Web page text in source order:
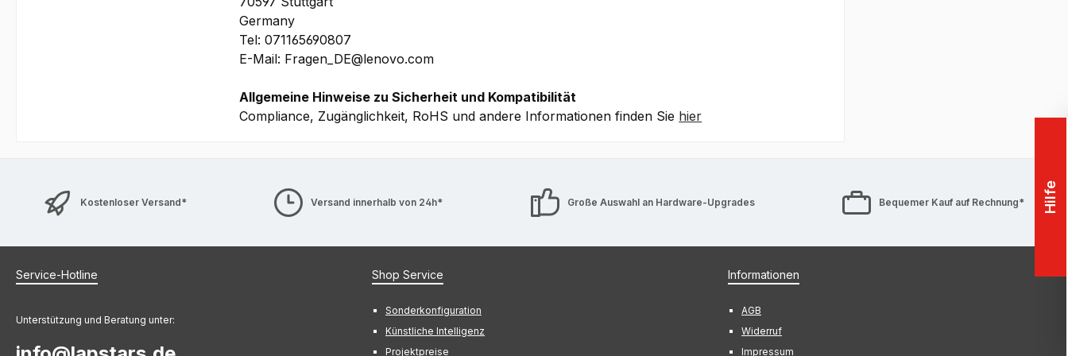
Bilder und technische Details ohne Gewähr.
Germany
Tel: 071165690807
E-Mail: Fragen_DE@lenovo.com
Allgemeine Hinweise zu Sicherheit und Kompatibilität
Compliance, Zugänglichkeit, RoHS und andere Informationen finden Sie hier
Kostenloser Versand* Versand innerhalb von 24h* Große Auswahl an Hardware-Upgrades Bequemer Kauf auf Rechnung*
Service-Hotline
Unterstützung und Beratung unter:
Shop Service
Sonderkonfiguration
Künstliche Intelligenz
Projektpreise
Informationen
AGB
Widerruf
Impressum
Hilfe